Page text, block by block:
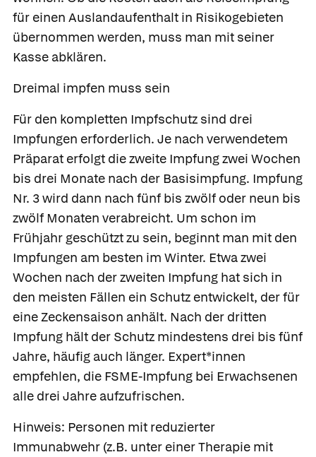
für einen Auslandaufenthalt in Risikogebieten
übernommen werden, muss man mit seiner
Kasse abklären.
Dreimal impfen muss sein
Für den kompletten Impfschutz sind drei
Impfungen erforderlich. Je nach verwendetem
Präparat erfolgt die zweite Impfung zwei Wochen
bis drei Monate nach der Basisimpfung. Impfung
Nr. 3 wird dann nach fünf bis zwölf oder neun bis
zwölf Monaten verabreicht. Um schon im
Frühjahr geschützt zu sein, beginnt man mit den
Impfungen am besten im Winter. Etwa zwei
Wochen nach der zweiten Impfung hat sich in
den meisten Fällen ein Schutz entwickelt, der für
eine Zeckensaison anhält. Nach der dritten
Impfung hält der Schutz mindestens drei bis fünf
Jahre, häufig auch länger. Expert*innen
empfehlen, die FSME-Impfung bei Erwachsenen
alle drei Jahre aufzufrischen.
Hinweis: Personen mit reduzierter
Immunabwehr (z.B. unter einer Therapie mit